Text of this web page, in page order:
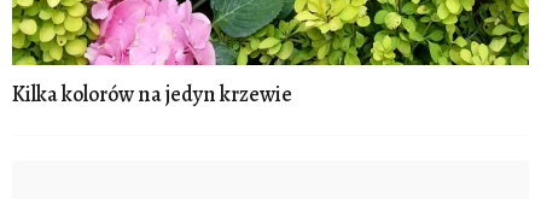
Kilka kolorów na jedyn krzewie